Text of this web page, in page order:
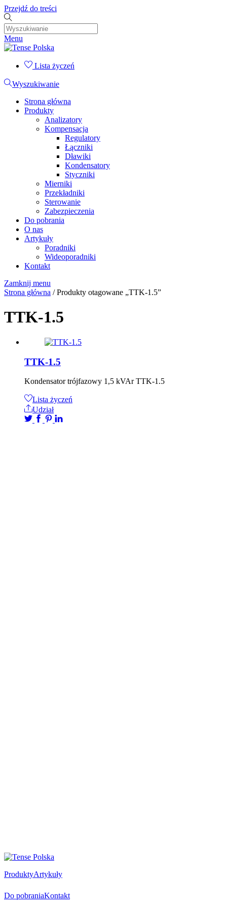
Przejdź do treści
Menu
Lista życzeń
Wyszukiwanie
Strona główna
Produkty
Analizatory
Kompensacja
Regulatory
Łączniki
Dławiki
Kondensatory
Styczniki
Mierniki
Przekładniki
Sterowanie
Zabezpieczenia
Do pobrania
O nas
Artykuły
Poradniki
Wideoporadniki
Kontakt
Zamknij menu
Strona główna / Produkty otagowane „TTK-1.5”
TTK-1.5
TTK-1.5
Kondensator trójfazowy 1,5 kVAr TTK-1.5
Lista życzeń
Udział
ProduktyArtykuły
Do pobraniaKontakt